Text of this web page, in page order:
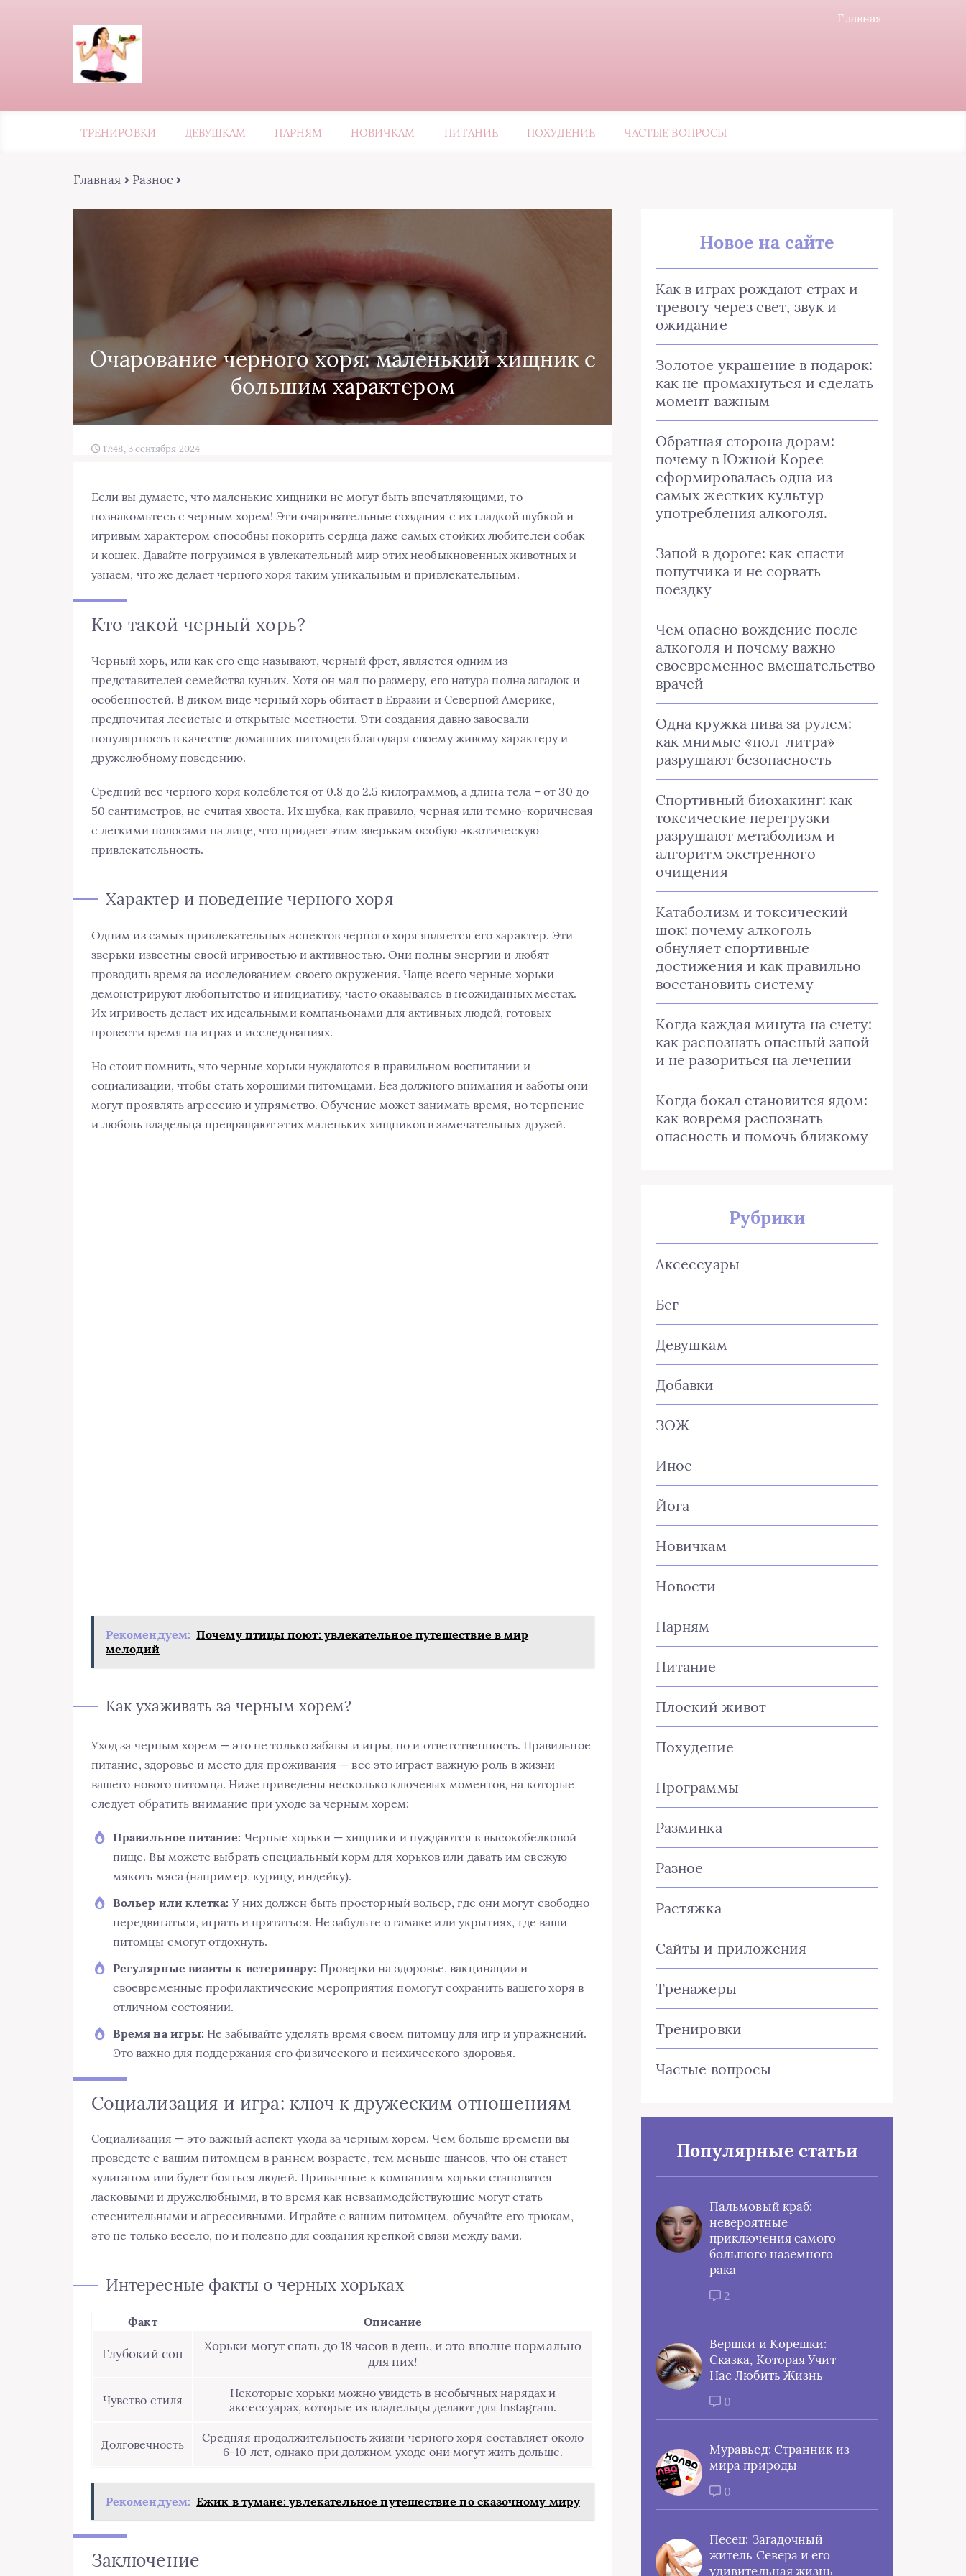
Главная
ТРЕНИРОВКИ ДЕВУШКАМ ПАРНЯМ НОВИЧКАМ ПИТАНИЕ ПОХУДЕНИЕ ЧАСТЫЕ ВОПРОСЫ
Главная Разное
Очарование черного хоря: маленький хищник с
большим характером
17:48, 3 сентября 2024
Если вы думаете, что маленькие хищники не могут быть впечатляющими, то
познакомьтесь с черным хорем! Эти очаровательные создания с их гладкой шубкой и
игривым характером способны покорить сердца даже самых стойких любителей собак
и кошек. Давайте погрузимся в увлекательный мир этих необыкновенных животных и
узнаем, что же делает черного хоря таким уникальным и привлекательным.
Кто такой черный хорь?
Черный хорь, или как его еще называют, черный фрет, является одним из
представителей семейства куньих. Хотя он мал по размеру, его натура полна загадок и
особенностей. В диком виде черный хорь обитает в Евразии и Северной Америке,
предпочитая лесистые и открытые местности. Эти создания давно завоевали
популярность в качестве домашних питомцев благодаря своему живому характеру и
дружелюбному поведению.
Средний вес черного хоря колеблется от 0.8 до 2.5 килограммов, а длина тела – от 30 до
50 сантиметров, не считая хвоста. Их шубка, как правило, черная или темно-коричневая
с легкими полосами на лице, что придает этим зверькам особую экзотическую
привлекательность.
Характер и поведение черного хоря
Одним из самых привлекательных аспектов черного хоря является его характер. Эти
зверьки известны своей игривостью и активностью. Они полны энергии и любят
проводить время за исследованием своего окружения. Чаще всего черные хорьки
демонстрируют любопытство и инициативу, часто оказываясь в неожиданных местах.
Их игривость делает их идеальными компаньонами для активных людей, готовых
провести время на играх и исследованиях.
Но стоит помнить, что черные хорьки нуждаются в правильном воспитании и
социализации, чтобы стать хорошими питомцами. Без должного внимания и заботы они
могут проявлять агрессию и упрямство. Обучение может занимать время, но терпение
и любовь владельца превращают этих маленьких хищников в замечательных друзей.
Рекомендуем: Почему птицы поют: увлекательное путешествие в мир
мелодий
Как ухаживать за черным хорем?
Уход за черным хорем — это не только забавы и игры, но и ответственность. Правильное
питание, здоровье и место для проживания — все это играет важную роль в жизни
вашего нового питомца. Ниже приведены несколько ключевых моментов, на которые
следует обратить внимание при уходе за черным хорем:
Правильное питание: Черные хорьки — хищники и нуждаются в высокобелковой
пище. Вы можете выбрать специальный корм для хорьков или давать им свежую
мякоть мяса (например, курицу, индейку).
Вольер или клетка: У них должен быть просторный вольер, где они могут свободно
передвигаться, играть и прятаться. Не забудьте о гамаке или укрытиях, где ваши
питомцы смогут отдохнуть.
Регулярные визиты к ветеринару: Проверки на здоровье, вакцинации и
своевременные профилактические мероприятия помогут сохранить вашего хоря в
отличном состоянии.
Время на игры: Не забывайте уделять время своем питомцу для игр и упражнений.
Это важно для поддержания его физического и психического здоровья.
Социализация и игра: ключ к дружеским отношениям
Социализация — это важный аспект ухода за черным хорем. Чем больше времени вы
проведете с вашим питомцем в раннем возрасте, тем меньше шансов, что он станет
хулиганом или будет бояться людей. Привычные к компаниям хорьки становятся
ласковыми и дружелюбными, в то время как невзаимодействующие могут стать
стеснительными и агрессивными. Играйте с вашим питомцем, обучайте его трюкам,
это не только весело, но и полезно для создания крепкой связи между вами.
Интересные факты о черных хорьках
Факт Описание
Глубокий сон
Хорьки могут спать до 18 часов в день, и это вполне нормально
для них!
Чувство стиля
Некоторые хорьки можно увидеть в необычных нарядах и
аксессуарах, которые их владельцы делают для Instagram.
Долговечность
Средняя продолжительность жизни черного хоря составляет около
6-10 лет, однако при должном уходе они могут жить дольше.
Рекомендуем: Ежик в тумане: увлекательное путешествие по сказочному миру
Заключение
Новое на сайте
Как в играх рождают страх и
тревогу через свет, звук и
ожидание
Золотое украшение в подарок:
как не промахнуться и сделать
момент важным
Обратная сторона дорам:
почему в Южной Корее
сформировалась одна из
самых жестких культур
употребления алкоголя.
Запой в дороге: как спасти
попутчика и не сорвать
поездку
Чем опасно вождение после
алкоголя и почему важно
своевременное вмешательство
врачей
Одна кружка пива за рулем:
как мнимые «пол-литра»
разрушают безопасность
Спортивный биохакинг: как
токсические перегрузки
разрушают метаболизм и
алгоритм экстренного
очищения
Катаболизм и токсический
шок: почему алкоголь
обнуляет спортивные
достижения и как правильно
восстановить систему
Когда каждая минута на счету:
как распознать опасный запой
и не разориться на лечении
Когда бокал становится ядом:
как вовремя распознать
опасность и помочь близкому
Рубрики
Аксессуары
Бег
Девушкам
Добавки
ЗОЖ
Иное
Йога
Новичкам
Новости
Парням
Питание
Плоский живот
Похудение
Программы
Разминка
Разное
Растяжка
Сайты и приложения
Тренажеры
Тренировки
Частые вопросы
Популярные статьи
Пальмовый краб:
невероятные
приключения самого
большого наземного
рака
2
Вершки и Корешки:
Сказка, Которая Учит
Нас Любить Жизнь
0
Муравьед: Странник из
мира природы
0
Песец: Загадочный
житель Севера и его
удивительная жизнь